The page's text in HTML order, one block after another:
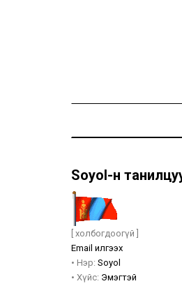
Soyol-н
[ холбогдоогүй ]
Email илгээх
• Нэр: Soyol
• Хүйс: Эмэгтэй